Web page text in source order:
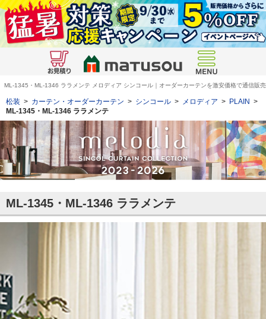
ML-1345・ML-1346 ララメンテ メロディア シンコール｜オーダーカーテンを激安価格で通信販売
松装 > カーテン・オーダーカーテン > シンコール > メロディア > PLAIN >
ML-1345・ML-1346 ララメンテ
ML-1345・ML-1346 ララメンテ